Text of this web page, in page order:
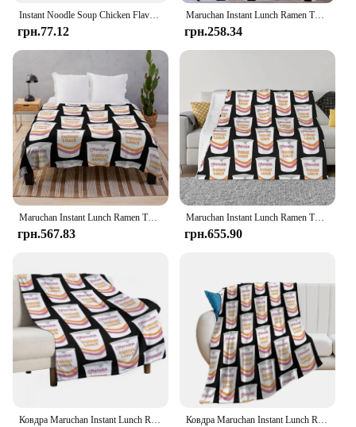
Instant Noodle Soup Chicken Flavor Ramen Blanket Soft Comfort Lightweight Flannel Fluffy Microfiber Sofa Bed Plush Blanket
грн.77.12
Maruchan Instant Lunch Ramen Throw Blanket тепла на зиму Ковдри для диванів Thins Shaggy Blankets
грн.258.34
Maruchan Instant Lunch Ramen Throw Blanket christmas gifts Decoratives Hair Blankets
грн.567.83
Maruchan Instant Lunch Ramen Throw Blanket valentine gift ideas cosplay anime anime Hair Blanket
грн.655.90
Ковдра Maruchan Instant Lunch Ramen Літня постільна білизна Дуже велика кидка Вінтаж Ліжко Модні ковдри Ковдра Maruchan Instant Lunch Ramen Пухнасті ковдри для диванів